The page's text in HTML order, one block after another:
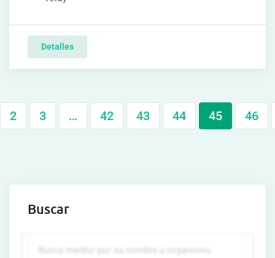
Detalles
2 3 … 42 43 44 45 46
Buscar